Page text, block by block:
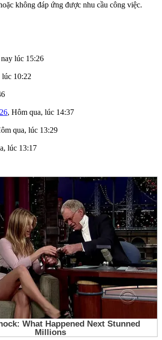
không đáp ứng được nhu cầu công việc.
lúc 15:26
10:22
, Hôm qua, lúc 14:37
qua, lúc 13:29
lúc 13:17